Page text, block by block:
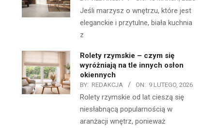
Jeśli marzysz o wnętrzu, które jest
eleganckie i przytulne, biała kuchnia
z
Rolety rzymskie – czym się
wyróżniają na tle innych osłon
okiennych
BY: REDAKCJA ON: 9 LUTEGO, 2026
Rolety rzymskie od lat cieszą się
niesłabnącą popularnością w
aranżacji wnętrz, ponieważ